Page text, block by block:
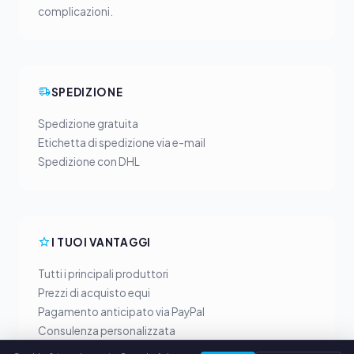
complicazioni.
SPEDIZIONE
Spedizione gratuita
Etichetta di spedizione via e-mail
Spedizione con DHL
I TUOI VANTAGGI
Tutti i principali produttori
Prezzi di acquisto equi
Pagamento anticipato via PayPal
Consulenza personalizzata